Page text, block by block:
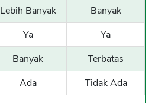
Lebih Banyak
Banyak
Ya
Ya
Banyak
Terbatas
Ada Tidak Ada